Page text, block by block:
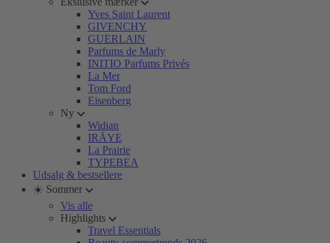
Yves Saint Laurent
GIVENCHY
GUERLAIN
Parfums de Marly
INITIO Parfums Privés
La Mer
Tom Ford
Eisenberg
Ny
Widian
IRÄYE
La Prairie
TYPEBEA
Udsalg & bestsellere
☀️ Sommer
Vis alle
Highlights
Travel Essentials